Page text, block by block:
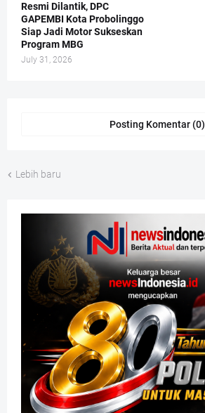
Resmi Dilantik, DPC
GAPEMBI Kota Probolinggo
Siap Jadi Motor Sukseskan
Program MBG
July 31, 2026
Posting Komentar (0)
Lebih baru